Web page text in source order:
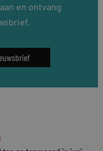
en ontvang